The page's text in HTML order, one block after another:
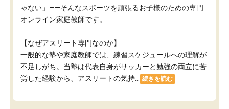
ゃない」——そんなスポーツを頑張るお子様のための専門
オンライン家庭教師です。
【なぜアスリート専門なのか】
一般的な塾や家庭教師では、練習スケジュールへの理解が
不足しがち。当塾は代表自身がサッカーと勉強の両立に苦
労した経験から、アスリートの気持...
続きを読む